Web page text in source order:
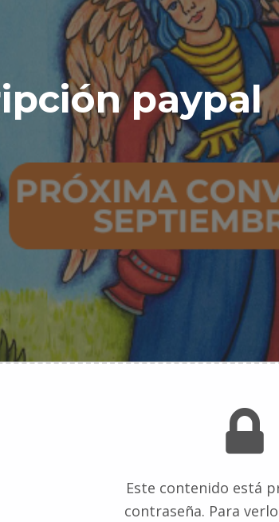
paypal
Este contenido está
contraseña. Para